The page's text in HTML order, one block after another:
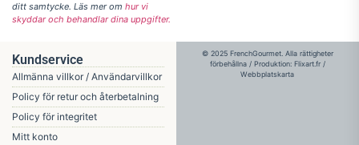
ditt samtycke. Läs mer om hur vi
skyddar och behandlar dina uppgifter.
Kundservice
Allmänna villkor / Användarvillkor
Policy för retur och återbetalning
Policy för integritet
Mitt konto
© 2025 FrenchGourmet. Alla rättigheter
förbehållna / Produktion: Flixart.fr/
Webbplatskarta